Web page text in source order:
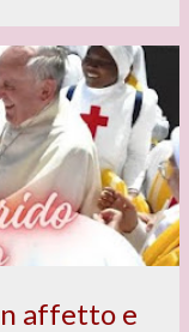
affetto e